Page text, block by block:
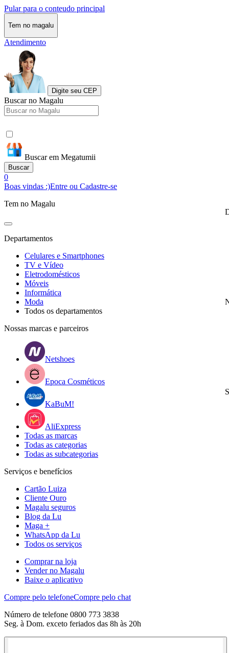
Pular para o conteudo principal
Tem no magalu
Atendimento
Digite seu CEP
Buscar no Magalu
Buscar em Megatumii
Buscar
0
Boas vindas :)Entre ou Cadastre-se
Tem no Magalu
Departamentos
Celulares e Smartphones
TV e Vídeo
Eletrodomésticos
Móveis
Informática
Moda
Todos os departamentos
Nossas marcas e parceiros
Netshoes
Epoca Cosméticos
KaBuM!
AliExpress
Todas as marcas
Todas as categorias
Todas as subcategorias
Serviços e benefícios
Cartão Luiza
Cliente Ouro
Magalu seguros
Blog da Lu
Maga +
WhatsApp da Lu
Todos os serviços
Comprar na loja
Vender no Magalu
Baixe o aplicativo
Compre pelo telefoneCompre pelo chat
Número de telefone 0800 773 3838
Seg. à Dom. exceto feriados das 8h às 20h